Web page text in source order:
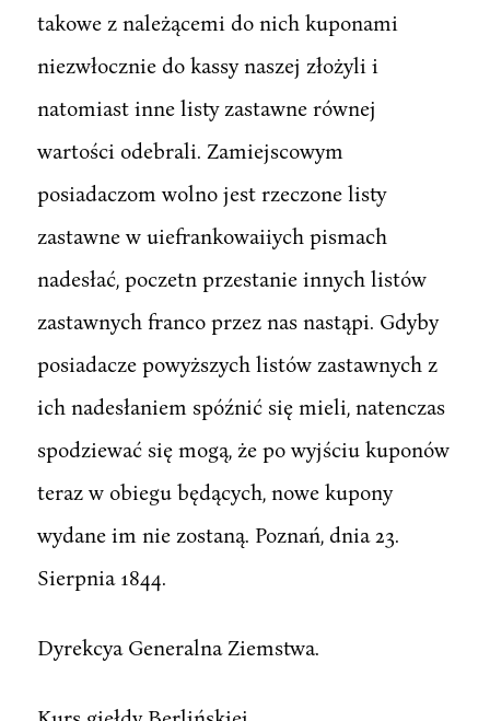
takowe z należącemi do nich kuponami
niezwłocznie do kassy naszej złożyli i
natomiast inne listy zastawne równej
wartości odebrali. Zamiejscowym
posiadaczom wolno jest rzeczone listy
zastawne w uiefrankowaiiych pismach
nadesłać, poczetn przestanie innych listów
zastawnych franco przez nas nastąpi. Gdyby
posiadacze powyższych listów zastawnych z
ich nadesłaniem spóźnić się mieli, natenczas
spodziewać się mogą, że po wyjściu kuponów
teraz w obiegu będących, nowe kupony
wydane im nie zostaną. Poznań, dnia 23.
Sierpnia 1844.
Dyrekcya Generalna Ziemstwa.